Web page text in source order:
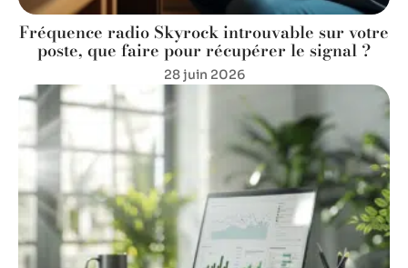
Fréquence radio Skyrock introuvable sur votre
poste, que faire pour récupérer le signal ?
28 juin 2026